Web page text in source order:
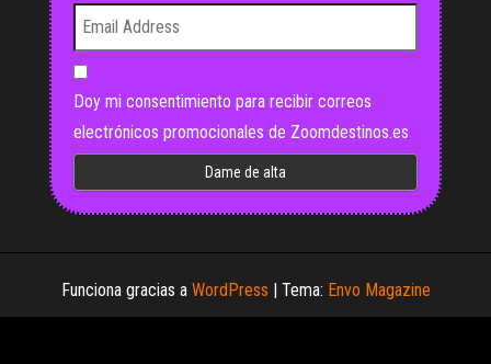
Doy mi consentimiento para recibir correos
electrónicos promocionales de Zoomdestinos.es
Funciona gracias a WordPress | Tema: Envo Magazine